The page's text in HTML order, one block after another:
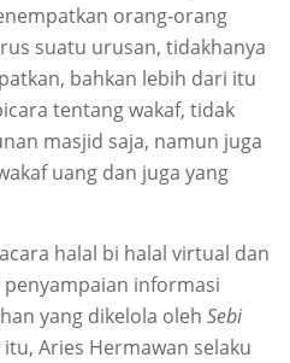
orang-orang
suatu urusan, tidakhanya
bahkan lebih dari itu
tentang wakaf, tidak
masjid saja, namun juga
uang dan juga yang
halal bi halal virtual dan
informasi
yang dikelola oleh Sebi
itu, Aries Hermawan selaku